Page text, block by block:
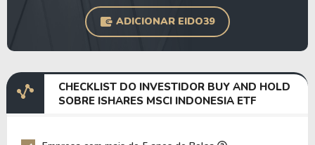
ADICIONAR EIDO39
CHECKLIST DO INVESTIDOR BUY AND HOLD
SOBRE ISHARES MSCI INDONESIA ETF